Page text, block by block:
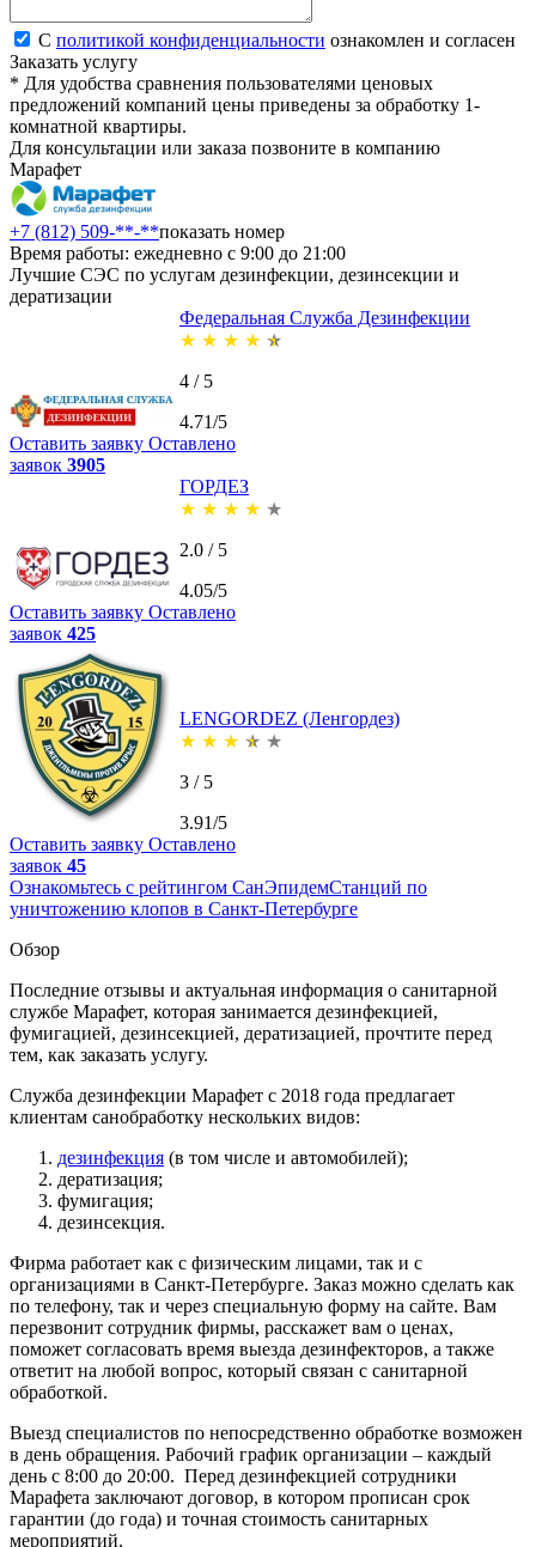
С политикой конфиденциальности ознакомлен и согласен
Заказать услугу
* Для удобства сравнения пользователями ценовых
предложений компаний цены приведены за обработку 1-
комнатной квартиры.
Для консультации или заказа позвоните в компанию
Марафет
+7 (812) 509-**-**показать номер
Время работы: ежедневно с 9:00 до 21:00
Лучшие СЭС по услугам дезинфекции, дезинсекции и
дератизации
Федеральная Служба Дезинфекции
★ ★ ★ ★ ★
4 / 5
4.71/5
Оставить заявку Оставлено
заявок 3905
ГОРДЕЗ
★ ★ ★ ★ ★
2.0 / 5
4.05/5
Оставить заявку Оставлено
заявок 425
LENGORDEZ (Ленгордез)
★ ★ ★ ★ ★
3 / 5
3.91/5
Оставить заявку Оставлено
заявок 45
Ознакомьтесь с рейтингом СанЭпидемСтанций по
уничтожению клопов в Санкт-Петербурге
Обзор
Последние отзывы и актуальная информация о санитарной
службе Марафет, которая занимается дезинфекцией,
фумигацией, дезинсекцией, дератизацией, прочтите перед
тем, как заказать услугу.
Служба дезинфекции Марафет с 2018 года предлагает
клиентам санобработку нескольких видов:
дезинфекция (в том числе и автомобилей);
дератизация;
фумигация;
дезинсекция.
Фирма работает как с физическим лицами, так и с
организациями в Санкт-Петербурге. Заказ можно сделать как
по телефону, так и через специальную форму на сайте. Вам
перезвонит сотрудник фирмы, расскажет вам о ценах,
поможет согласовать время выезда дезинфекторов, а также
ответит на любой вопрос, который связан с санитарной
обработкой.
Выезд специалистов по непосредственно обработке возможен
в день обращения. Рабочий график организации – каждый
день с 8:00 до 20:00. Перед дезинфекцией сотрудники
Марафета заключают договор, в котором прописан срок
гарантии (до года) и точная стоимость санитарных
мероприятий.